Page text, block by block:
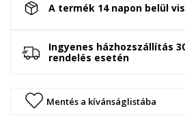
A termék 14 napon belül
Ingyenes házhozszállítás
rendelés esetén
Mentés a kívánságlistába